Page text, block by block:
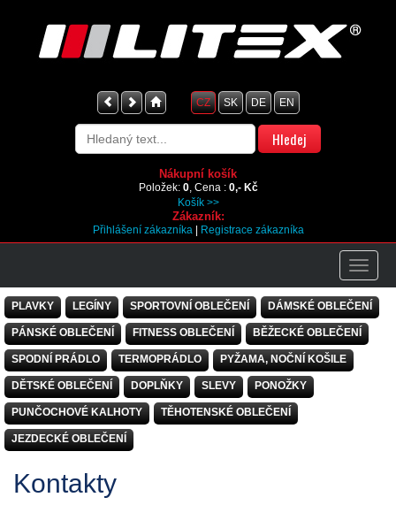
CZ SK DE EN
Nákupní košík
Položek: 0, Cena : 0,- Kč
Košík >>
Zákazník:
Přihlášení zákazníka| Registrace zákazníka
PLAVKY LEGÍNY SPORTOVNÍ OBLEČENÍ DÁMSKÉ OBLEČENÍ
PÁNSKÉ OBLEČENÍ FITNESS OBLEČENÍ BĚŽECKÉ OBLEČENÍ
SPODNÍ PRÁDLO TERMOPRÁDLO PYŽAMA, NOČNÍ KOŠILE
DĚTSKÉ OBLEČENÍ DOPLŇKY SLEVY PONOŽKY
PUNČOCHOVÉ KALHOTY TĚHOTENSKÉ OBLEČENÍ
JEZDECKÉ OBLEČENÍ
Kontakty